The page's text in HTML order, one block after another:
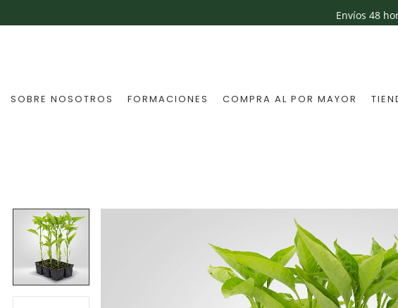
Envíos 48
SOBRE NOSOTROS FORMACIONES COMPRA AL POR MAYOR